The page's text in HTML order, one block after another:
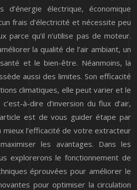
électrique, économique
frais d’électricité et nécessite peu
parce qu’il n’utilise pas de moteur.
la qualité de l’air ambiant, un
et le bien-être. Néanmoins, la
aussi des limites. Son efficacité
climatiques, elle peut varier et le
à-dire d’inversion du flux d’air,
est de vous guider étape par
l’efficacité de votre extracteur
les avantages. Dans les
explorerons le fonctionnement de
éprouvées pour améliorer le
pour optimiser la circulation